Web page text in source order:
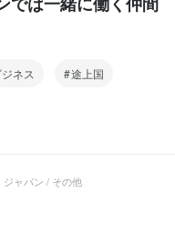
ネス 途上国
ャパン / その他